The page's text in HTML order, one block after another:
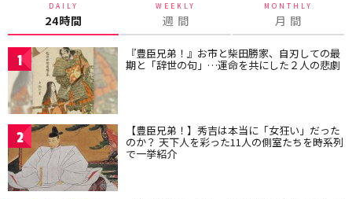
DAILY
24時間
WEEKLY
週 間
MONTHLY
月 間
1 『豊臣兄弟！』お市と柴田勝家、自刃しての最
期と「辞世の句」…運命を共にした２人の悲劇
2 【豊臣兄弟！】秀吉は本当に「女狂い」だった
のか？ 天下人を彩った11人の側室たちを時系列
で一挙紹介